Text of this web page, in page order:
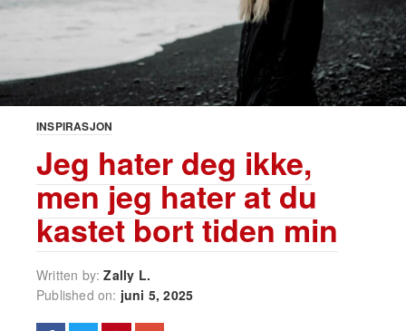
INSPIRASJON
Jeg hater deg ikke,
men jeg hater at du
kastet bort tiden min
Written by:Zally L.
Published on: juni 5, 2025